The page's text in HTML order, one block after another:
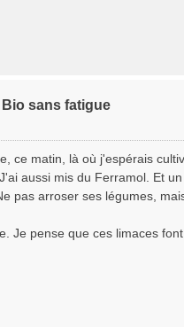
sans fatigue
ce matin, là où j'espérais
aussi mis du Ferramol. Et
pas arroser ses légumes,
Je pense que ces limaces